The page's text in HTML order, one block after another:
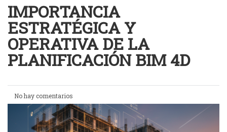
IMPORTANCIA
ESTRATÉGICA Y
OPERATIVA DE LA
PLANIFICACIÓN BIM 4D
No hay comentarios